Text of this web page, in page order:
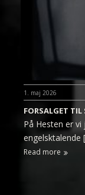
1. maj 2026
FORSALGET
På Hesten er
engelsktalende
Read more